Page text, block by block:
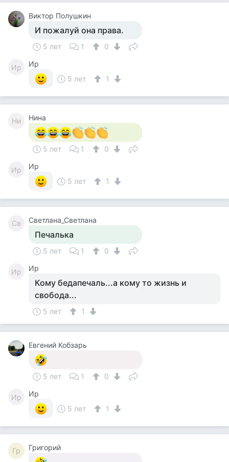
Виктор Полушкин
И пожалуй она права.
5 лет 1 0
Ир
Ир
5 лет
1
Ни Нина
5 лет 1 0
Ир
Ир
5 лет
1
Св Светлана_Светлана
Печалька
5 лет 1 0
Ир Ир
Кому бедапечаль...а кому то жизнь и
свобода...
5 лет 1
Евгений Кобзарь
5 лет 1 0
Ир
Ир
5 лет
1
Гр Григорий